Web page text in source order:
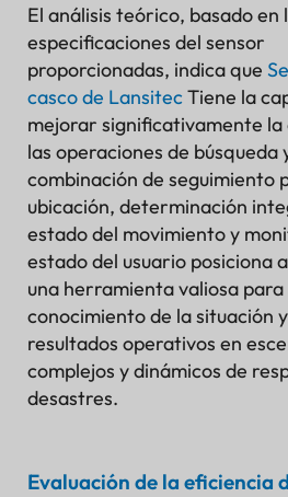
El análisis teórico, basado en
especificaciones del sensor
proporcionadas, indica que
casco de LansitecTiene la
mejorar significativamente la
las operaciones de búsqueda
combinación de seguimiento
ubicación, determinación
estado del movimiento y
estado del usuario posiciona
una herramienta valiosa
conocimiento de la situación
resultados operativos en
complejos y dinámicos de
desastres.
Evaluación de la eficiencia